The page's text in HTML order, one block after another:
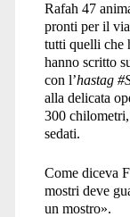
Rafah 47
pronti per il
tutti quelli che
hanno scritto
con l’hastag
alla delicata
300
sedati.
Come diceva
mostri deve
un mostro».